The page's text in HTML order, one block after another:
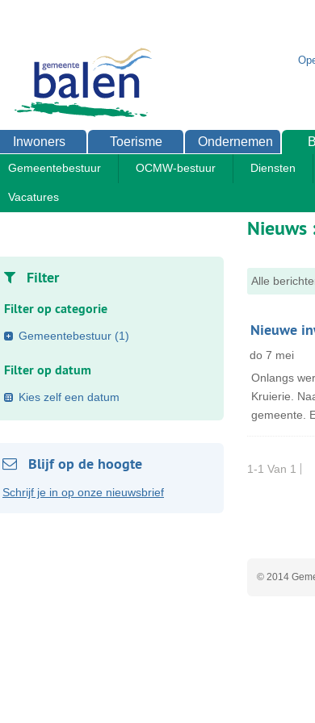
Inwoners Toerisme Ondernemen
Gemeentebestuur OCMW-bestuur Diensten
Vacatures
Home Gemeentediensten
Nieuws
Alle
Nieuwe
do 7 mei
Onlangs
Kruierie.
gemeente.
1-1 Van 1
Filter
Filter op categorie
Gemeentebestuur (1)
Filter op datum
Kies zelf een datum
Blijf op de hoogte
Schrijf je in op onze nieuwsbrief
© 2014